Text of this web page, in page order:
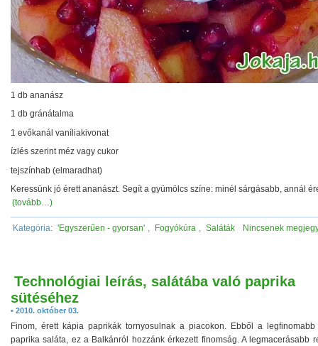
1 db ananász
1 db gránátalma
1 evőkanál vaníliakivonat
ízlés szerint méz vagy cukor
tejszínhab (elmaradhat)
Keressünk jó érett ananászt. Segít a gyümölcs színe: minél sárgásabb, annál
(tovább…)
Kategória: 'Egyszerűen - gyorsan' , Fogyókúra , Saláták Nincsenek
Technológiai leírás, salátába való paprika
sütéséhez
• 2010. október 03.
Finom, érett kápia paprikák tornyosulnak a piacokon. Ebből a
paprika saláta, ez a Balkánról hozzánk érkezett finomság. A legmacerásabb